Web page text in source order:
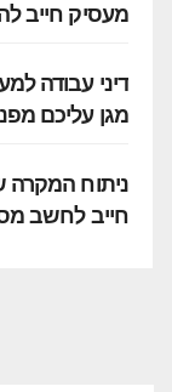
מעסיק חייב
דיני עבודה
מגן עליכם
חייב לחשב